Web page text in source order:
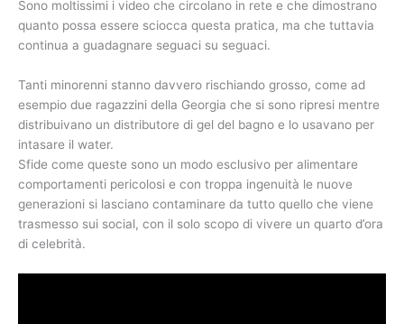
Sono moltissimi i video che circolano in rete e che dimostrano
quanto possa essere sciocca questa pratica, ma che tuttavia
continua a guadagnare seguaci su seguaci.
Tanti minorenni stanno davvero rischiando grosso, come ad
esempio due ragazzini della Georgia che si sono ripresi mentre
distribuivano un distributore di gel del bagno e lo usavano per
intasare il water.
Sfide come queste sono un modo esclusivo per alimentare
comportamenti pericolosi e con troppa ingenuità le nuove
generazioni si lasciano contaminare da tutto quello che viene
trasmesso sui social, con il solo scopo di vivere un quarto d’ora
di celebrità.